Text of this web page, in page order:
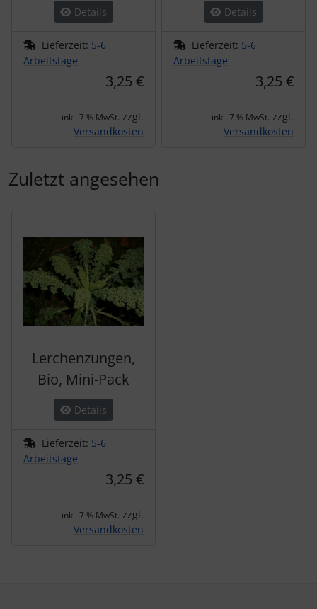
Details
Lieferzeit: 5-6
Arbeitstage
3,25 €
inkl. 7 % MwSt. zzgl.
Versandkosten
Details
Lieferzeit: 5-6
Arbeitstage
3,25 €
inkl. 7 % MwSt. zzgl.
Versandkosten
Zuletzt angesehen
Lerchenzungen,
Bio, Mini-Pack
Details
Lieferzeit: 5-6
Arbeitstage
3,25 €
inkl. 7 % MwSt. zzgl.
Versandkosten